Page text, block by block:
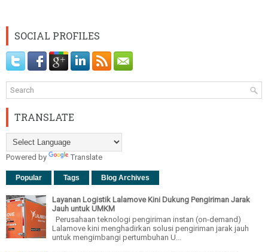
SOCIAL PROFILES
TRANSLATE
Powered by Translate
Popular Tags Blog Archives
Layanan Logistik Lalamove Kini Dukung Pengiriman Jarak
Jauh untuk UMKM
Perusahaan teknologi pengiriman instan (on-demand)
Lalamove kini menghadirkan solusi pengiriman jarak jauh
untuk mengimbangi pertumbuhan U...